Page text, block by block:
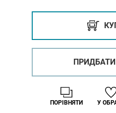
ПРИДБАТИ
У
ПОРІВНЯТИ